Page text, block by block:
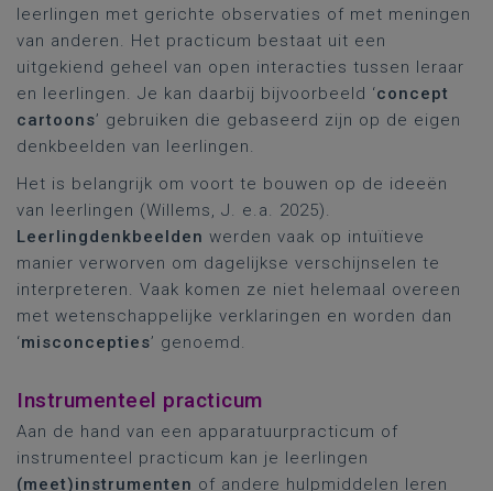
leerlingen met gerichte observaties of met meningen
van anderen. Het practicum bestaat uit een
uitgekiend geheel van open interacties tussen leraar
en leerlingen. Je kan daarbij bijvoorbeeld ‘concept
cartoons’ gebruiken die gebaseerd zijn op de eigen
denkbeelden van leerlingen.
Het is belangrijk om voort te bouwen op de ideeën
van leerlingen (Willems, J. e.a. 2025).
Leerlingdenkbeelden werden vaak op intuïtieve
manier verworven om dagelijkse verschijnselen te
interpreteren. Vaak komen ze niet helemaal overeen
met wetenschappelijke verklaringen en worden dan
‘misconcepties’ genoemd.
Instrumenteel practicum
Aan de hand van een apparatuurpracticum of
instrumenteel practicum kan je leerlingen
(meet)instrumenten of andere hulpmiddelen leren